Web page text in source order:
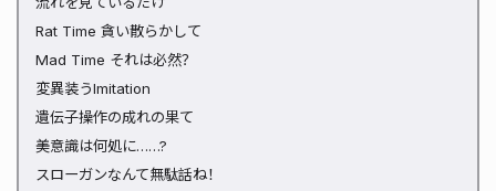
Rat Time 貪い散らかして
Mad Time それは必然？
変異装うImitation
遺伝子操作の成れの果て
美意識は何処に……?
スローガンなんて無駄話ね！